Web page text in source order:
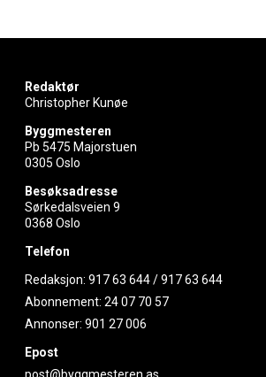
Redaktør
Christopher Kunøe
Byggmesteren
Pb 5475 Majorstuen
0305 Oslo
Besøksadresse
Sørkedalsveien 9
0368 Oslo
Telefon
Redaksjon:917 63 644/917 63 644
Abonnement:24 07 70 57
Annonser:901 27 006
Epost